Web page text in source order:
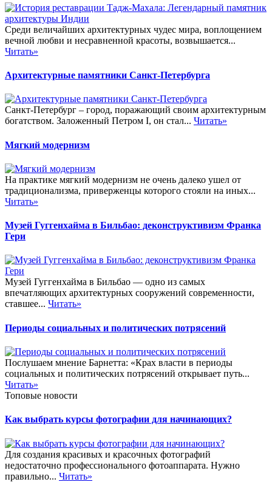
Среди величайших архитектурных чудес мира, воплощением
вечной любви и несравненной красоты, возвышается...
Читать»
Архитектурные памятники Санкт-Петербурга
Санкт-Петербург – город, поражающий своим архитектурным
богатством. Заложенный Петром I, он стал... Читать»
Мягкий модернизм
На практике мягкий модернизм не очень далеко ушел от
традиционализма, приверженцы которого стояли на иных...
Читать»
Музей Гуггенхайма в Бильбао: деконструктивизм Франка
Гери
Музей Гуггенхайма в Бильбао — одно из самых
впечатляющих архитектурных сооружений современности,
ставшее... Читать»
Периоды социальных и политических потрясений
Послушаем мнение Барнетта: «Крах власти в периоды
социальных и политических потрясений открывает путь...
Читать»
Топовые новости
Как выбрать курсы фотографии для начинающих?
Для создания красивых и красочных фотографий
недостаточно профессионального фотоаппарата. Нужно
правильно... Читать»